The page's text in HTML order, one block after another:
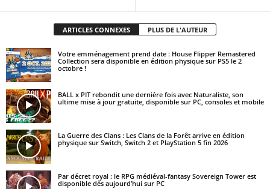
ARTICLES CONNEXES PLUS DE L'AUTEUR
Votre emménagement prend date : House Flipper Remastered
Collection sera disponible en édition physique sur PS5 le 2
octobre !
BALL x PIT rebondit une dernière fois avec Naturaliste, son
ultime mise à jour gratuite, disponible sur PC, consoles et mobile
La Guerre des Clans : Les Clans de la Forêt arrive en édition
physique sur Switch, Switch 2 et PlayStation 5 fin 2026
Par décret royal : le RPG médiéval-fantasy Sovereign Tower est
disponible dès aujourd’hui sur PC